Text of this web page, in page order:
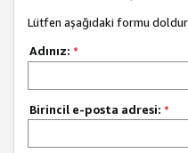
Lütfen aşağıdaki formu
Adınız: *
Birincil e-posta adresi: *